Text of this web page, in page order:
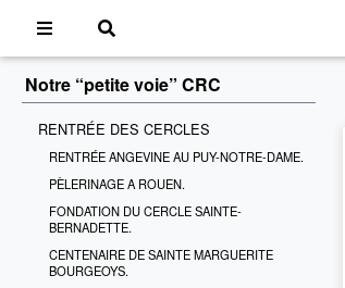
Notre “petite voie” CRC
RENTRÉE DES CERCLES
RENTRÉE ANGEVINE AU PUY-NOTRE-DAME.
PÈLERINAGE A ROUEN.
FONDATION DU CERCLE SAINTE-
BERNADETTE.
CENTENAIRE DE SAINTE MARGUERITE
BOURGEOYS.